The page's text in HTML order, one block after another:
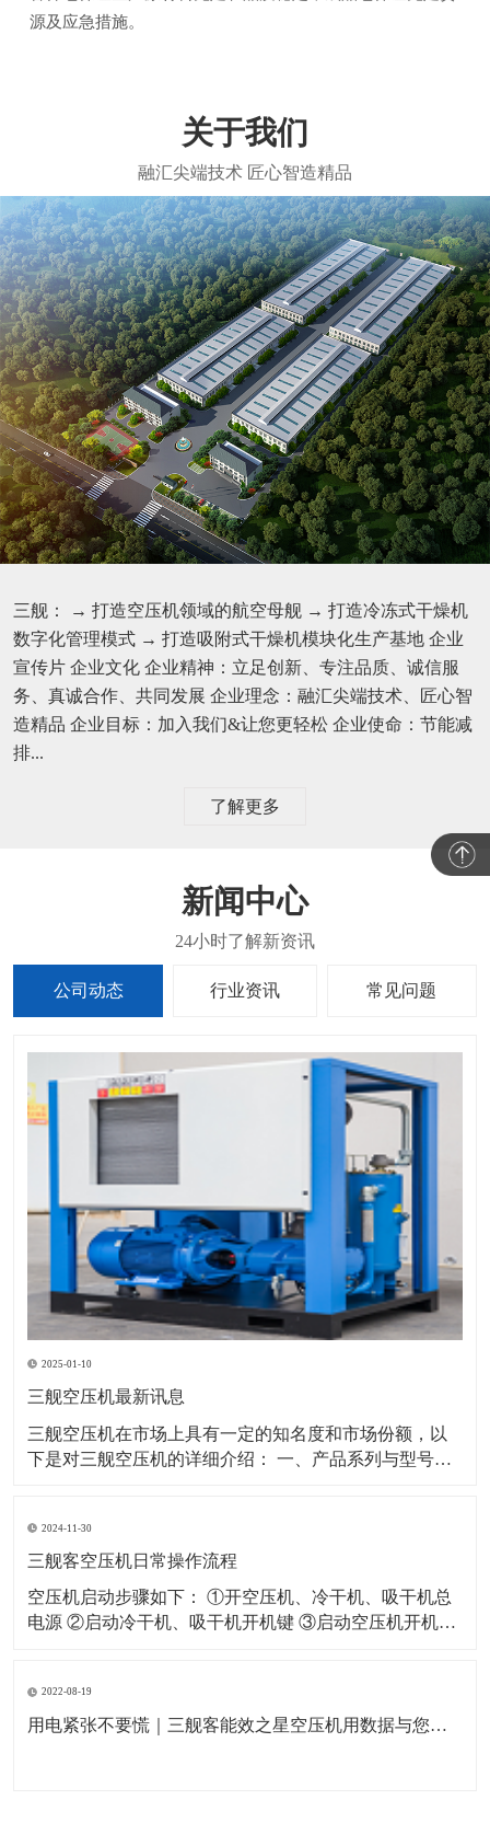
源及应急措施。
关于我们
三舰： → 打造空压机领域的航空母舰 → 打造冷冻式干燥机
数字化管理模式 → 打造吸附式干燥机模块化生产基地 企业
宣传片 企业文化 企业精神：立足创新、专注品质、诚信服
务、真诚合作、共同发展 企业理念：融汇尖端技术、匠心智
造精品 企业目标：加入我们&让您更轻松 企业使命：节能减
排...
了解更多
新闻中心
公司动态 行业资讯 常见问题
2025-01-10
三舰空压机最新讯息
​三舰空压机在市场上具有一定的知名度和市场份额，以
下是对三舰空压机的详细介绍： 一、产品系列与型号三
系列：该系列空压机采用一级压缩永磁变频技术，具有
节能、省电、低噪音等特点。例如
2024-11-30
三舰客空压机日常操作流程
空压机启动步骤如下： ①开空压机、冷干机、吸干机总
电源 ②启动冷干机、吸干机开机键 ③启动空压机开机键
关闭空压机及冷干机、吸干机总电源 空压机日常作业指
导如下： ①每天开机
2022-08-19
用电紧张不要慌｜三舰客能效之星空压机用数据与您一起节能省电